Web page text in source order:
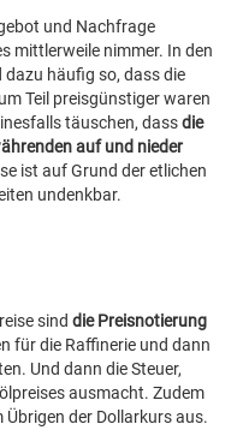
und Nachfrage
mittlerweile nimmer. In den
dazu häufig so, dass die
Teil preisgünstiger waren
täuschen, dassdie
auf und nieder
ist auf Grund der etlichen
undenkbar.
sind die Preisnotierung
für die Raffinerie und dann
Und dann die Steuer,
ausmacht. Zudem
der Dollarkurs aus.